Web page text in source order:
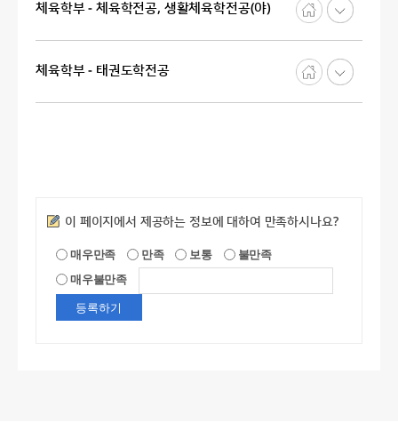
체육학부 - 체육학전공, 생활체육학전공(야)
체육학부 - 태권도학전공
만족도조사
이 페이지에서 제공하는 정보에 대하여 만족하시나요?
매우만족 만족 보통
불만족
매우불만족